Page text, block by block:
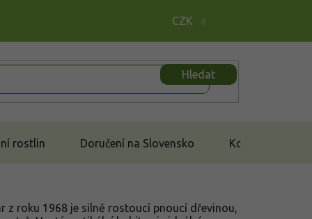
CZK
Hledat
rostlin Doručení na Slovensko Kontakt
z roku 1968 je silně rostoucí pnoucí dřevinou,